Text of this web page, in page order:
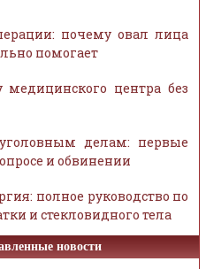
почему овал лица
помогает
медицинского центра без
делам: первые
и обвинении
полное руководство по
и стекловидного тела
новости